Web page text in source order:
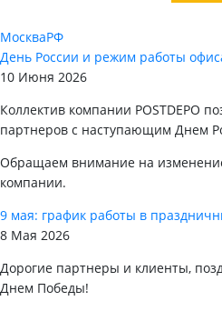
МоскваРФ
День России и режим работы
10 Июня 2026
Коллектив компании POSTDEPO
партнеров с наступающим Днем
Обращаем внимание на
компании.
9 мая: график работы в
8 Мая 2026
Дорогие партнеры и клиенты,
Днем Победы!